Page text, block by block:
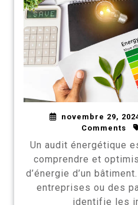
novembre 29,
Comments
Un audit énergétique
comprendre et
d’énergie d’un
entreprises ou des
identifie les